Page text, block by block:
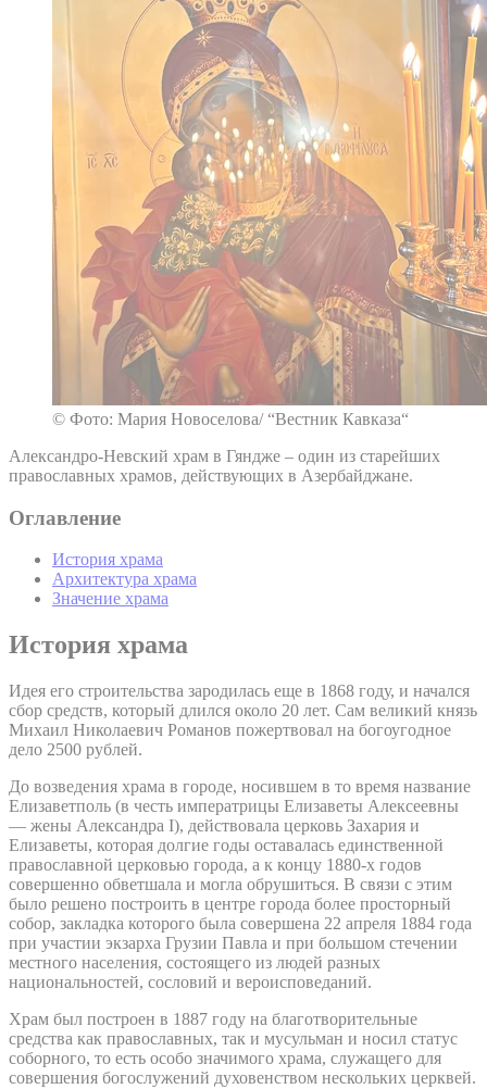
© Фото: Мария Новоселова/ “Вестник Кавказа“
Александро-Невский храм в Гяндже – один из старейших
православных храмов, действующих в Азербайджане.
Оглавление
История храма
Архитектура храма
Значение храма
История храма
Идея его строительства зародилась еще в 1868 году, и начался
сбор средств, который длился около 20 лет. Сам великий князь
Михаил Николаевич Романов пожертвовал на богоугодное
дело 2500 рублей.
До возведения храма в городе, носившем в то время название
Елизаветполь (в честь императрицы Елизаветы Алексеевны
— жены Александра I), действовала церковь Захария и
Елизаветы, которая долгие годы оставалась единственной
православной церковью города, а к концу 1880-х годов
совершенно обветшала и могла обрушиться. В связи с этим
было решено построить в центре города более просторный
собор, закладка которого была совершена 22 апреля 1884 года
при участии экзарха Грузии Павла и при большом стечении
местного населения, состоящего из людей разных
национальностей, сословий и вероисповеданий.
Храм был построен в 1887 году на благотворительные
средства как православных, так и мусульман и носил статус
соборного, то есть особо значимого храма, служащего для
совершения богослужений духовенством нескольких церквей.